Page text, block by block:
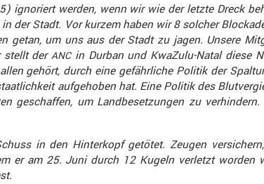
ignoriert werden, wenn wir wie der letzte Dreck
der Stadt. Vor kurzem haben wir 8 solcher
getan, um uns aus der Stadt zu jagen. Unsere
stellt der ANCin Durban und KwaZulu-Natal diese
gehört, durch eine gefähr­liche Politik der
aufge­hoben hat. Eine Politik des
um Landbe­set­zungen zu
in den Hinter­kopf getötet. Zeugen
er am 25. Juni durch 12 Kugeln verletzt worden